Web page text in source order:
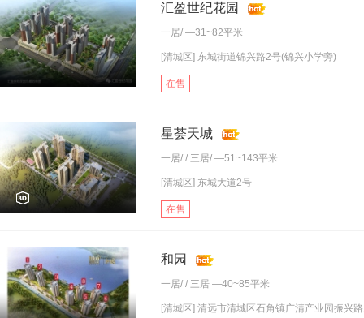
汇盈世纪花园
一居/ —31~82平米
[清城区] 东城街道锦兴路2号(锦兴小学旁)
在售
星荟天城
一居/ / 三居/ —51~143平米
[清城区] 东城大道2号
在售
和园
一居/ / 三居 —40~85平米
[清城区] 清远市清城区石角镇广清产业园振兴